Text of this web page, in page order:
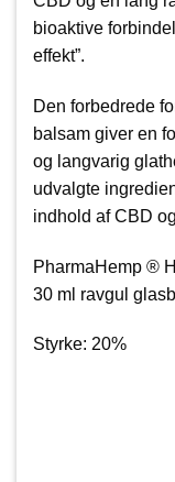
bioaktive
effekt”.
Den forbedrede
balsam giver en
og langvarig
udvalgte
indhold af CBD
PharmaHemp ®
30 ml ravgul
Styrke: 20%